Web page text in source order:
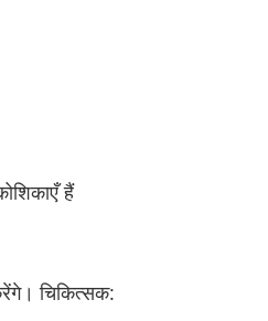
हैं
चिकित्सक: